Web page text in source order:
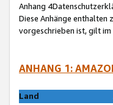
Anhang
Diese Anhänge enthalten
vorgeschrieben ist, gilt im
ANHANG 1:
Land